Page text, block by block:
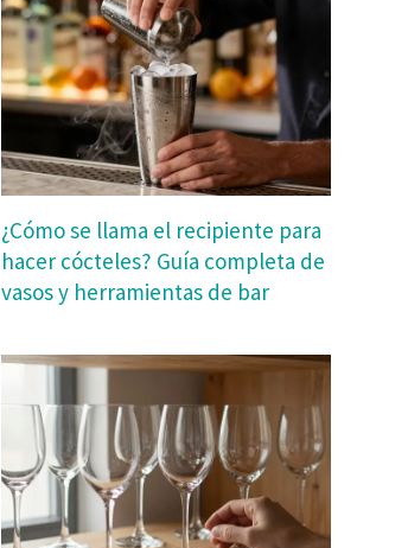
¿Cómo se llama el recipiente para
hacer cócteles? Guía completa de
vasos y herramientas de bar